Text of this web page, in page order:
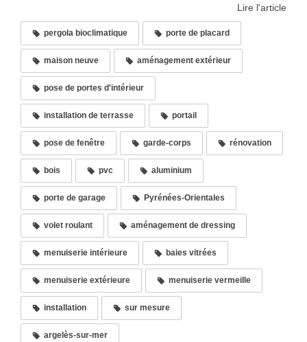
Lire l'article
pergola bioclimatique porte de placard
maison neuve aménagement extérieur
pose de portes d'intérieur
installation de terrasse portail
pose de fenêtre garde-corps rénovation
bois pvc aluminium
porte de garage Pyrénées-Orientales
volet roulant aménagement de dressing
menuiserie intérieure baies vitrées
menuiserie extérieure menuiserie vermeille
installation sur mesure
argelès-sur-mer